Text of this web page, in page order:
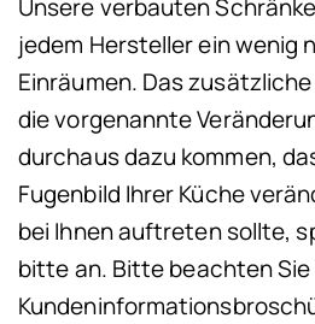
Unsere verbauten
jedem Hersteller ein wenig
Einräumen. Das
die vorgenannte
durchaus dazu kommen,
Fugenbild Ihrer Küche
bei Ihnen auftreten sollte,
bitte an. Bitte beachten